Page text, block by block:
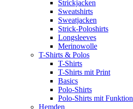
Strickjacken
Sweatshirts
Sweatjacken
Strick-Poloshirts
Longsleeves
Merinowolle
T-Shirts & Polos
T-Shirts
T-Shirts mit Print
Basics
Polo-Shirts
Polo-Shirts mit Funktion
Hemden